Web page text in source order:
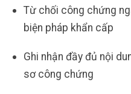
Từ chối công chứng
biện pháp khẩn cấp
Ghi nhận đầy đủ nội
sơ công chứng